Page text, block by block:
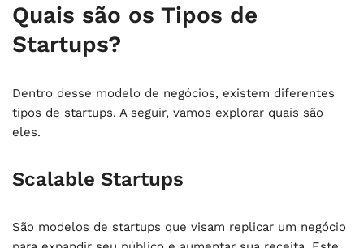
Quais são os Tipos de
Startups?
Dentro desse modelo de negócios, existem diferentes
tipos de startups. A seguir, vamos explorar quais são
eles.
Scalable Startups
São modelos de startups que visam replicar um negócio